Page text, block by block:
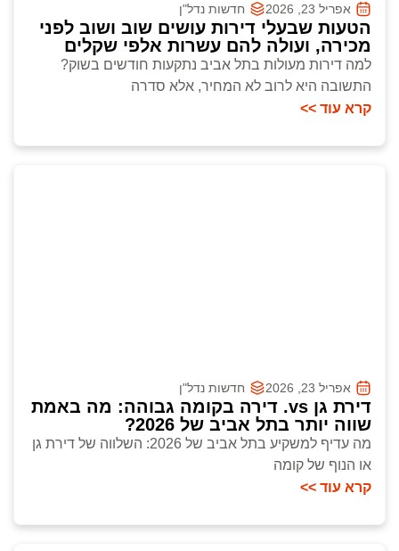
אפריל 23, 2026 חדשות נדל"ן
הטעות שבעלי דירות עושים שוב ושוב לפני
מכירה, ועולה להם עשרות אלפי שקלים
למה דירות מעולות בתל אביב נתקעות חודשים בשוק?
התשובה היא לרוב לא המחיר, אלא סדרה
קרא עוד >>
אפריל 23, 2026 חדשות נדל"ן
דירת גן vs. דירה בקומה גבוהה: מה באמת
שווה יותר בתל אביב של 2026?
מה עדיף למשקיע בתל אביב של 2026: השלווה של דירת גן
או הנוף של קומה
קרא עוד >>